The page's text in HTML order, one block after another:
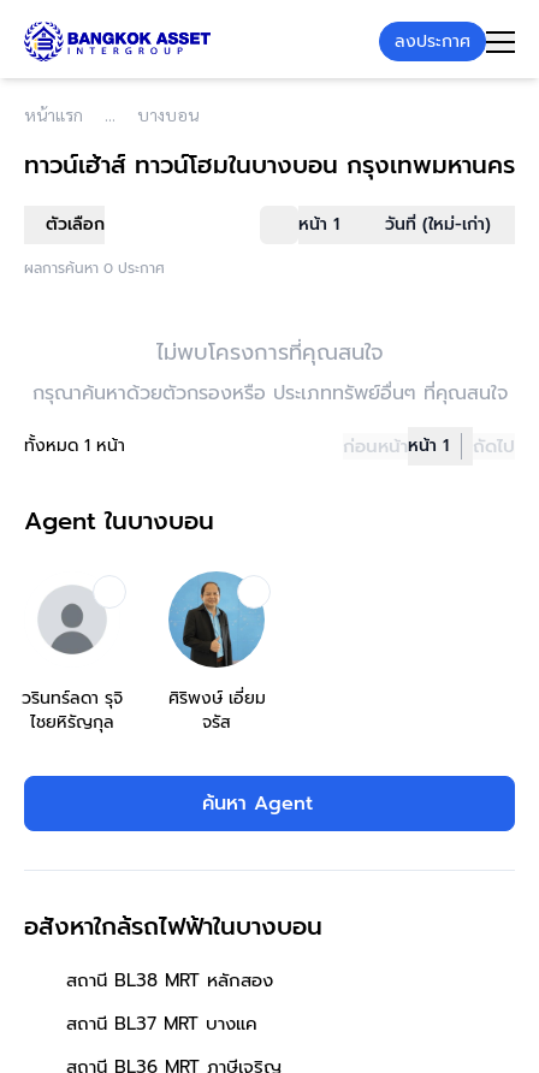
ลงประกาศ
หน้าแรก บางบอน
ทาวน์เฮ้าส์ ทาวน์โฮมในบางบอน กรุงเทพมหานคร
ตัวเลือก หน้า 1 วันที่ (ใหม่-เก่า)
ผลการค้นหา 0 ประกาศ
ไม่พบโครงการที่คุณสนใจ
กรุณาค้นหาด้วยตัวกรองหรือ ประเภททรัพย์อื่นๆ ที่คุณสนใจ
ทั้งหมด 1 หน้า ก่อนหน้าหน้า 1 ถัดไป
Agent ในบางบอน
วรินทร์ลดา รุจิ
ไชยหิรัญกุล
ศิริพงษ์ เอี่ยม
จรัส
ค้นหา Agent
อสังหาใกล้รถไฟฟ้าในบางบอน
สถานี BL38 MRT หลักสอง
สถานี BL37 MRT บางแค
สถานี BL36 MRT ภาษีเจริญ